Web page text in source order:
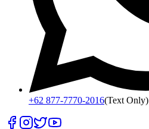
+62 877-7770-2016(Text Only)